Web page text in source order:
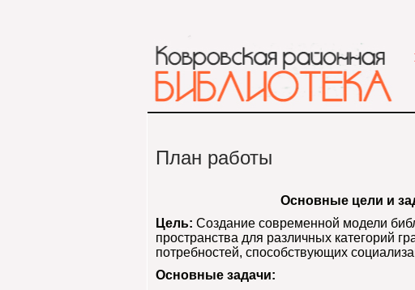
План работы
Основные цели и
Цель: Создание современной модели
пространства для различных категорий
потребностей, способствующих
Основные задачи: